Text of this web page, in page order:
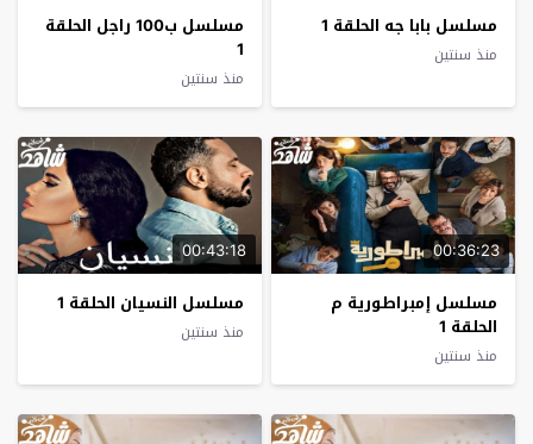
مسلسل بابا جه الحلقة 1
منذ سنتين
مسلسل ب100 راجل الحلقة
1
منذ سنتين
00:36:23
مسلسل إمبراطورية م
الحلقة 1
منذ سنتين
00:43:18
مسلسل النسيان الحلقة 1
منذ سنتين